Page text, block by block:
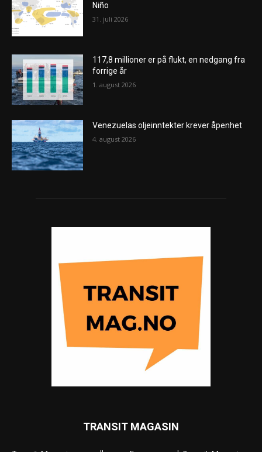
Niño
31. juli 2026
117,8 millioner er på flukt, en nedgang fra
forrige år
1. august 2026
Venezuelas oljeinntekter krever åpenhet
4. august 2026
TRANSIT MAGASIN